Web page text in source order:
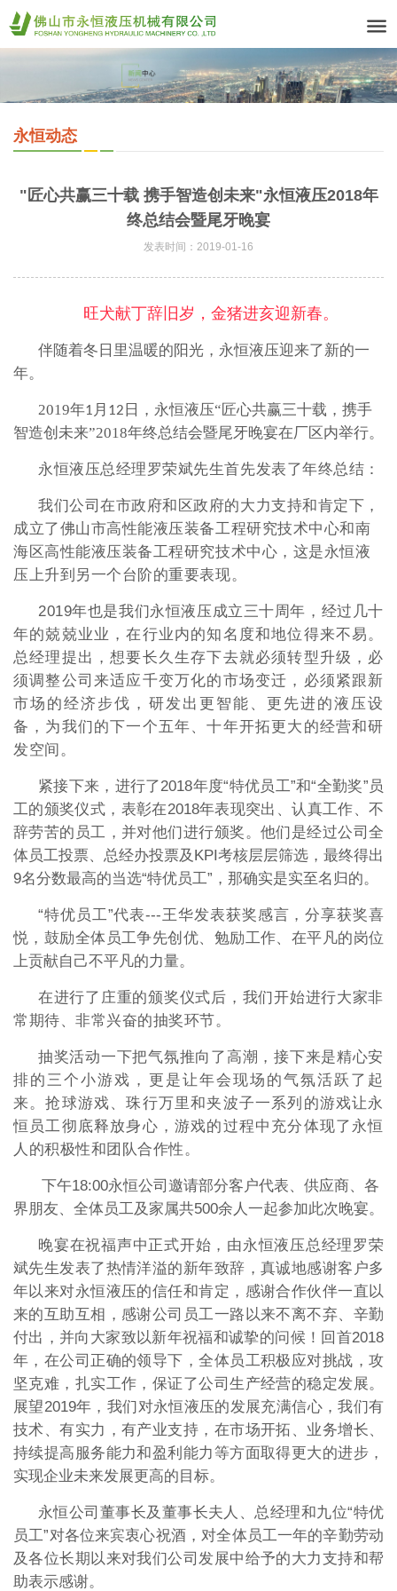
永恒动态
"匠心共赢三十载 携手智造创未来"永恒液压2018年
终总结会暨尾牙晚宴
发表时间： 2019-01-16
旺犬献丁辞旧岁，金猪进亥迎新春。
伴随着冬日里温暖的阳光，永恒液压迎来了新的一
年。
2019年1 月 12 日，永恒液压“匠心共赢三十载，携手
智造创未来”2018年终总结会暨尾牙晚宴在厂区内举行。
永恒液压总经理罗荣斌先生首先发表了年终总结：
我们公司在市政府和区政府的大力支持和肯定下，
成立了佛山市高性能液压装备工程研究技术中心和南
海区高性能液压装备工程研究技术中心，这是永恒液
压上升到另一个台阶的重要表现。
2019年也是我们永恒液压成立三十周年，经过几十
年的兢兢业业，在行业内的知名度和地位得来不易。
总经理提出，想要长久生存下去就必须转型升级，必
须调整公司来适应千变万化的市场变迁，必须紧跟新
市场的经济步伐，研发出更智能、更先进的液压设
备，为我们的下一个五年、十年开拓更大的经营和研
发空间。
紧接下来， 进行了2018年度“特优员工”和“全勤奖”员
工的颁奖仪式，表彰在2018年表现突出、认真工作、不
辞劳苦的员工，并对他们进行颁奖。 他们是经过公司全
体员工投票、总经办投票及KPI考核层层筛选，最终得出
9名分数最高的当选“特优员工”，那确实是实至名归的。
“特优员工”代表---王华发表获奖感言，分享获奖喜
悦，鼓励全体员工争先创优、勉励工作、在平凡的岗位
上贡献自己不平凡的力量。
在进行了庄重的颁奖仪式后，我们开始进行大家非
常期待、非常兴奋的抽奖环节。
抽奖活动一下把气氛推向了高潮，接下来是精心安
排的三个小游戏，更是让年会现场的气氛活跃了起
来。抢球游戏、珠行万里和夹波子一系列的游戏让永
恒员工彻底释放身心，游戏的过程中充分体现了永恒
人的积极性和团队合作性。
下午18:00永恒公司邀请部分客户代表、供应商、各
界朋友、全体员工及家属共500余人一起参加此次晚宴。
晚宴在祝福声中正式开始，由永恒液压总经理罗荣
斌先生发表了热情洋溢的新年致辞，真诚地感谢客户多
年以来对永恒液压的信任和肯定，感谢合作伙伴一直以
来的互助互相，感谢公司员工一路以来不离不弃、辛勤
付出，并向大家致以新年祝福和诚挚的问候！回首2018
年，在公司正确的领导下，全体员工积极应对挑战，攻
坚克难，扎实工作，保证了公司生产经营的稳定发展。
展望2019年，我们对永恒液压的发展充满信心，我们有
技术、有实力，有产业支持，在市场开拓、业务增长、
持续提高服务能力和盈利能力等方面取得更大的进步，
实现企业未来发展更高的目标。
永恒公司董事长及董事长夫人、总经理和九位“特优
员工”对各位来宾衷心祝酒，对全体员工一年的辛勤劳动
及各位长期以来对我们公司发展中给予的大力支持和帮
助表示感谢。